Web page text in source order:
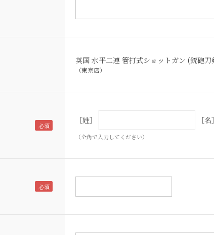
英国 水平二連 管打式ショットガン (銃砲
（東京店）
［姓］ ［名］
（全角で入力してください）